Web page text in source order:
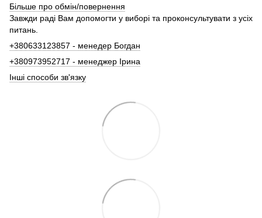
Більше про обмін/повернення
Завжди раді Вам допомогти у виборі та проконсультувати з усіх
питань.
+380633123857 - менедер Богдан
+380973952717 - менеджер Ірина
Інші способи зв'язку